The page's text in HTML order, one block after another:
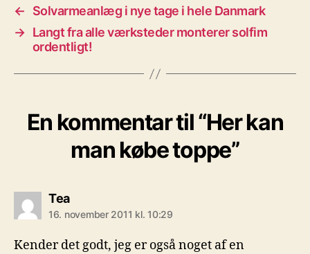
←
Solvarmeanlæg i nye tage i hele Danmark
→ Langt fra alle værksteder monterer solfim
ordentligt!
En kommentar til “Her kan
man købe toppe”
Teasiger:
16. november 2011 kl. 10:29
Kender det godt, jeg er også noget af en